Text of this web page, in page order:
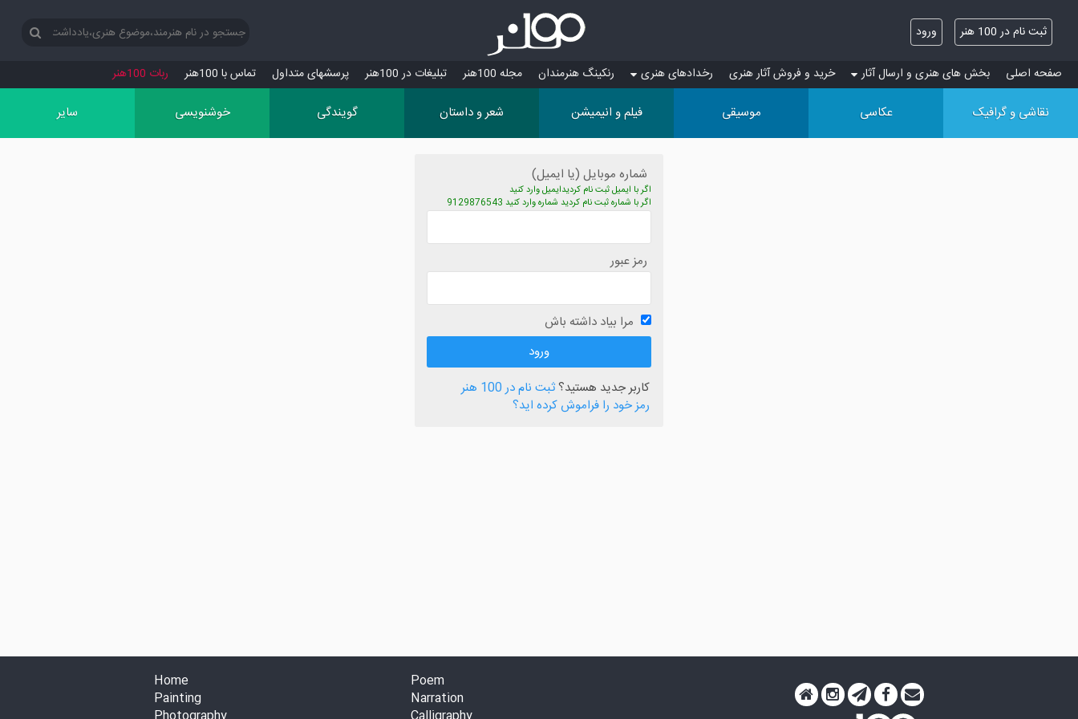
ثبت نام در 100 هنر ورود
صفحه اصلی بخش های هنری و ارسال آثار خرید و فروش آثار هنری رخدادهای هنری رنکینگ هنرمندان مجله 100هنر تبلیغات در 100هنر پرسش‏های متداول تماس با 100هنر ربات 100هنر
نقاشی و گرافیک عکاسی موسیقی فیلم و انیمیشن شعر و داستان گویندگی خوشنویسی سایر
شماره موبایل (یا ایمیل)
اگر با ایمیل ثبت نام کردیدایمیل وارد کنید
اگر با شماره ثبت نام کردید شماره وارد کنید 9129876543
رمز عبور
مرا بیاد داشته باش
کاربر جدید هستید؟ثبت نام در 100 هنر
رمز خود را فراموش کرده اید؟
Home
Painting
Poem
Narration